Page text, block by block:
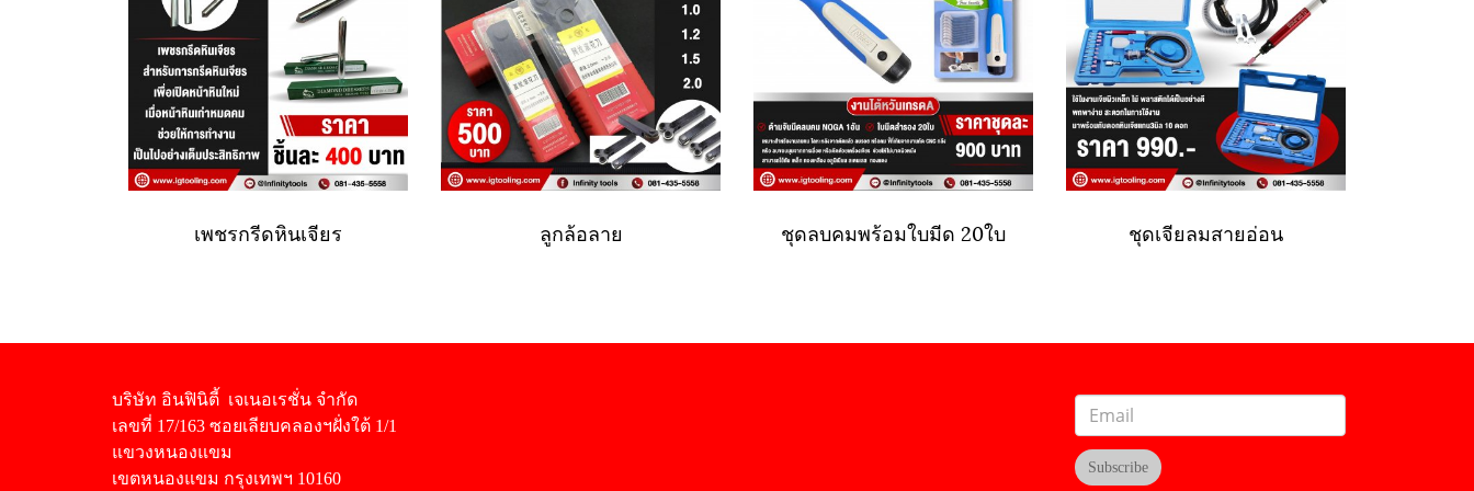
เพชรกรีดหินเจียร ลูกล้อลาย ชุดลบคมพร้อมใบมีด 20ใบ ชุดเจียลมสายอ่อน
บริษัท อินฟินิตี้ เจเนอเรชั่น จำกัด
เลขที่ 17/163 ซอยเลียบคลองฯฝั่งใต้ 1/1
แขวงหนองแขม
เขตหนองแขม กรุงเทพฯ 10160
Subscribe